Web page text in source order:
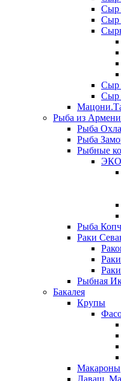
Сыр
Сыр
Сыр
Рыба из
Рыба
Рыба
Рыбные
Рыба
Раки
Рыбная
Бакалея
Крупы
Макароны
Лаваш.